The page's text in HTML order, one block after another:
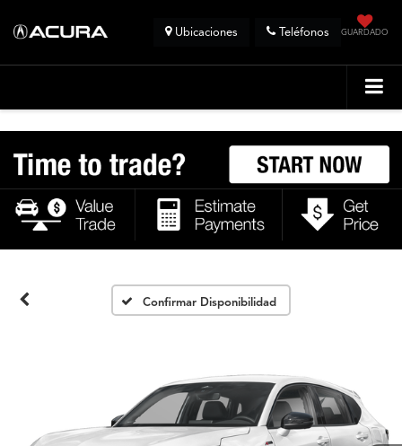
GUARDADO
Ubicaciones Teléfonos
Confirmar Disponibilidad